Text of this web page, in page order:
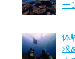
ー
体
求